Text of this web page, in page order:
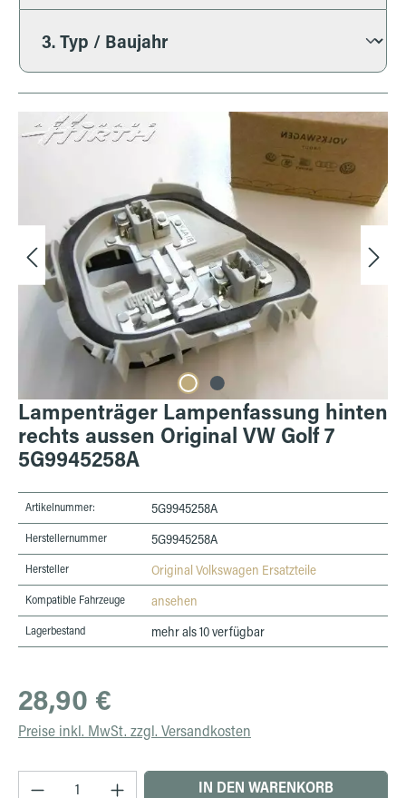
Bildergalerie überspringen
Lampenträger Lampenfassung hinten
rechts aussen Original VW Golf 7
5G9945258A
Artikelnummer: 5G9945258A
Herstellernummer 5G9945258A
Hersteller Original Volkswagen Ersatzteile
Kompatible Fahrzeuge ansehen
Lagerbestand mehr als 10 verfügbar
Regulärer Preis:
28,90 €
Preise inkl. MwSt. zzgl. Versandkosten
Produkt Anzahl: Gib den gewünschten Wert
IN DEN WARENKORB